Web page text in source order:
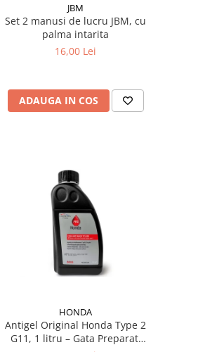
JBM
Set 2 manusi de lucru JBM, cu
palma intarita
16,00 Lei
ADAUGA IN COS
HONDA
Antigel Original Honda Type 2
G11, 1 litru – Gata Preparat,